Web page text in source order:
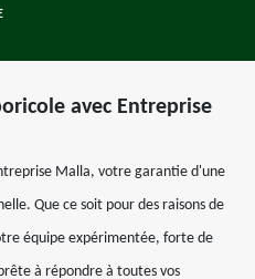
avec Entreprise
Malla, votre garantie d'une
Que ce soit pour des raisons de
équipe expérimentée, forte de
à répondre à toutes vos